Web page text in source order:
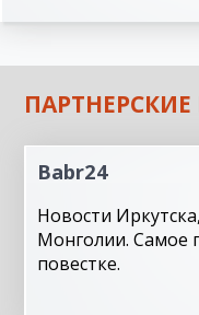
Babr24
Новости
Монголии. Самое
повестке.